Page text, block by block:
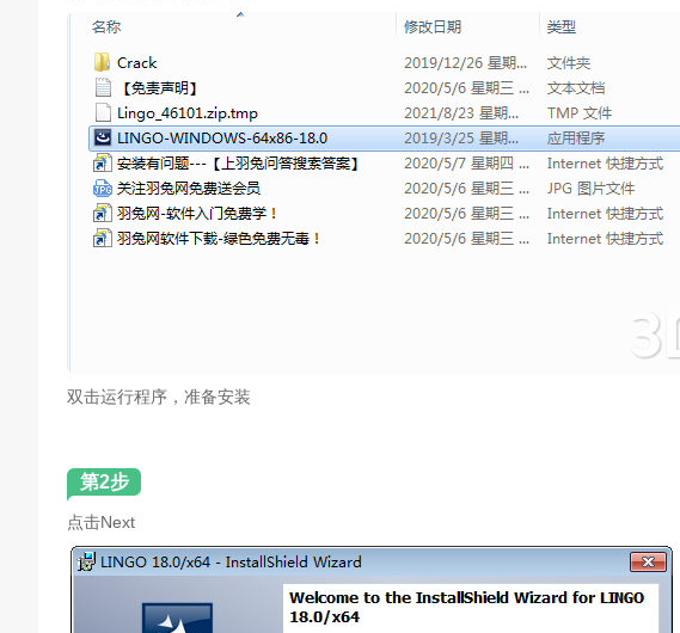
双击运行程序，准备安装
第2步
点击Next